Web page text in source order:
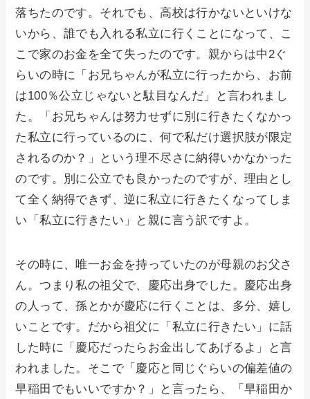
落ちたのです。それでも、高校は行かないといけな
いから、誰でも入れる私立に行くことになって、こ
こで家のお金を全て失ったのです。親からは中2ぐ
らいの時に「お兄ちゃんが私立に行ったから、お前
は100％公立じゃないと駄目なんだ」と言われまし
た。「お兄ちゃんは努力せずに別に行きたくなかっ
た私立に行っているのに、何で私だけ選択肢が限定
されるのか？」という理不尽さに納得いかなかった
のです。別に公立でも良かったのですが、理由とし
て全く納得できず、逆に私立に行きたくなってしま
い「私立に行きたい」と親に言う訳ですよ。
その時に、唯一お金を持っていたのが母親のお父さ
ん。つまり私の祖父で、慶応出身でした。慶応出身
の人って、孫とかが慶応に行くことは、多分、嬉し
いことです。だから祖父に「私立に行きたい」に話
した時に「慶応だったらお金出してあげるよ」と言
われました。そこで「慶応と同じぐらいの偏差値の
早稲田でもいいですか？」と言ったら、「早稲田か